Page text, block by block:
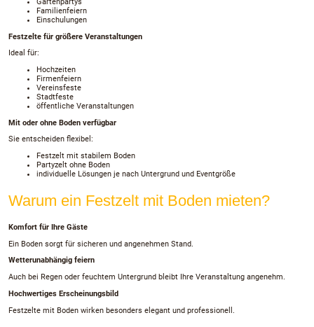
Familienfeiern
Einschulungen
Festzelte für größere Veranstaltungen
Ideal für:
Hochzeiten
Firmenfeiern
Vereinsfeste
Stadtfeste
öffentliche Veranstaltungen
Mit oder ohne Boden verfügbar
Sie entscheiden flexibel:
Festzelt mit stabilem Boden
Partyzelt ohne Boden
individuelle Lösungen je nach Untergrund und Eventgröße
Warum ein Festzelt mit Boden mieten?
Komfort für Ihre Gäste
Ein Boden sorgt für sicheren und angenehmen Stand.
Wetterunabhängig feiern
Auch bei Regen oder feuchtem Untergrund bleibt Ihre Veranstaltung angenehm.
Hochwertiges Erscheinungsbild
Festzelte mit Boden wirken besonders elegant und professionell.